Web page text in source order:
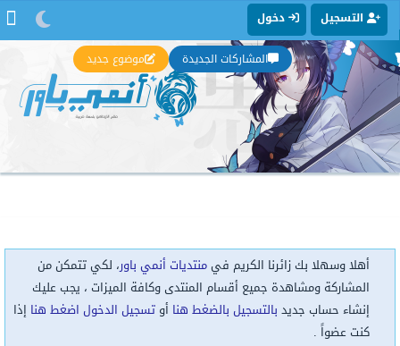
التسجيل دخول
المشاركات الجديدة موضوع جديد
أهلا وسهلا بك زائرنا الكريم فيمنتديات أنمي باور، لكي تتمكن من
المشاركة ومشاهدة جميع أقسام المنتدى وكافة الميزات ، يجب عليك
إنشاء حساب جديد بالتسجيل بالضغط هنا أوتسجيل الدخول اضغط هنا إذا
كنت عضواً .